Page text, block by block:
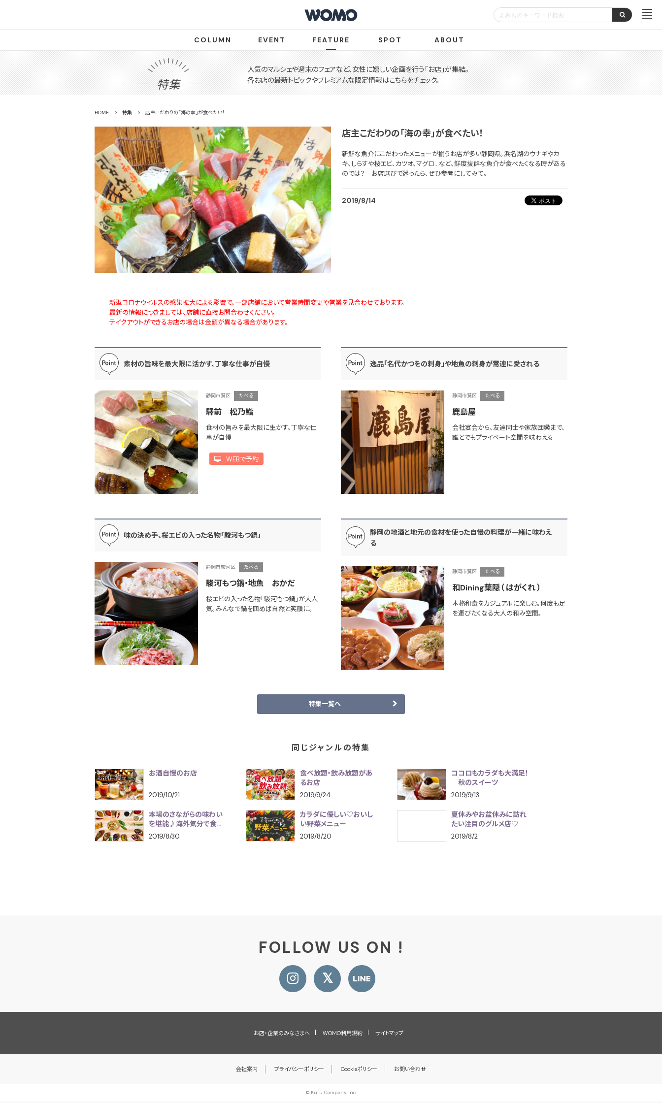
COLUMN EVENT FEATURE SPOT ABOUT
特集
人気のマルシェや週末のフェアなど、女性に嬉しい企画を行う「お店」が集結。
各お店の最新トピックやプレミアムな限定情報はこちらをチェック。
HOME 特集 店主こだわりの「海の幸」が食べたい！
店主こだわりの「海の幸」が食べたい！
新鮮な魚介にこだわったメニューが揃うお店が多い静岡県。浜名湖のウナギやカ
キ、しらすや桜エビ、カツオ、マグロ…など、鮮度抜群な魚介が食べたくなる時がある
のでは？ お店選びで迷ったら、ぜひ参考にしてみて。
2019/8/14
新型コロナウイルスの感染拡大による影響で、一部店舗において営業時間変更や営業を見合わせております。
最新の情報につきましては、店舗に直接お問合わせください。
テイクアウトができるお店の場合は金額が異なる場合があります。
素材の旨味を最大限に活かす、丁寧な仕事が自慢
静岡市葵区 たべる
驛前 松乃鮨
食材の旨みを最大限に生かす、丁寧な仕
事が自慢
WEBで予約
逸品「名代かつをの刺身」や地魚の刺身が常連に愛される
静岡市葵区 たべる
鹿島屋
会社宴会から、友達同士や家族団欒まで、
誰とでもプライベート空間を味わえる
味の決め手、桜エビの入った名物「駿河もつ鍋」
静岡市駿河区 たべる
駿河もつ鍋・地魚 おかだ
桜エビの入った名物｢駿河もつ鍋｣が大人
気。みんなで鍋を囲めば自然と笑顔に。
静岡の地酒と地元の食材を使った自慢の料理が一緒に味わえ
る
静岡市葵区 たべる
和Dining葉隠（ はがくれ ）
本格和食をカジュアルに楽しむ。何度も足
を運びたくなる大人の和み空間。
特集一覧へ
同じジャンルの特集
お酒自慢のお店
2019/10/21
食べ放題・飲み放題があ
るお店
2019/9/24
ココロもカラダも大満足！
秋のスイーツ
2019/9/13
本場のさながらの味わい
を堪能♪海外気分で食べ
られる各国料理
2019/8/30
カラダに優しい♡おいし
い野菜メニュー
2019/8/20
夏休みやお盆休みに訪れ
たい注目のグルメ店♡
2019/8/2
FOLLOW US ON !
お店・企業のみなさまへ WOMO利用規約 サイトマップ
会社案内 プライバシーポリシー Cookieポリシー お問い合わせ
© Kufu Company Inc.